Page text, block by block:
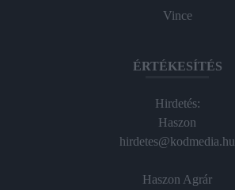
Vince
ÉRTÉKESÍTÉS
Hirdetés:
Haszon
hirdetes@kodmedia.hu
Haszon Agrár